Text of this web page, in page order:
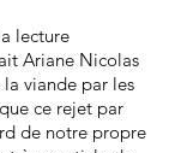
lecture
Ariane Nicolas
viande par les
ce rejet par
de notre propre